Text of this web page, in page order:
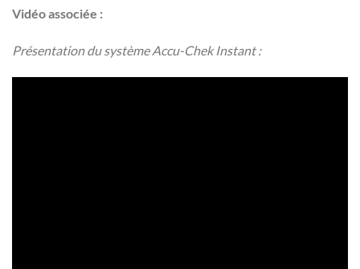
Vidéo associée :
Présentation du système Accu-Chek Instant :